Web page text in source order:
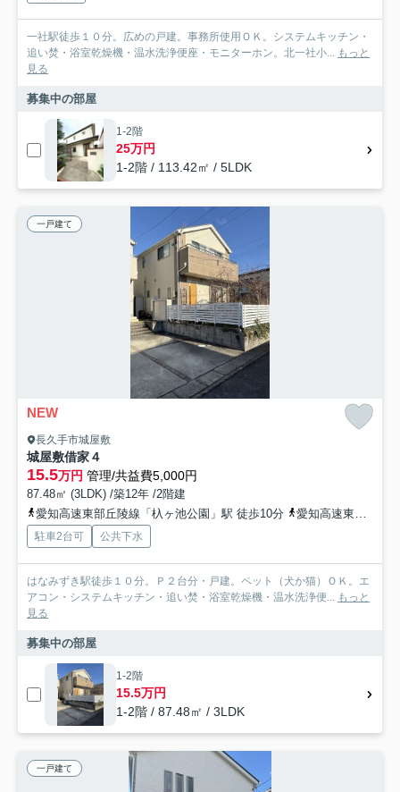
一社駅徒歩１０分。広めの戸建。事務所使用ＯＫ。システムキッチン・
追い焚・浴室乾燥機・温水洗浄便座・モニターホン。北一社小... もっと
見る
募集中の部屋
1-2階
25万円
1-2階 / 113.42㎡ / 5LDK
一戸建て
NEW
長久手市城屋敷
城屋敷借家４
15.5万円 管理/共益費5,000円
87.48㎡ (3LDK) /築12年 /2階建
愛知高速東部丘陵線「杁ヶ池公園」駅 徒歩10分
愛知高速東部丘陵線「はなみずき通」駅 徒歩11分
駐車2台可 公共下水
はなみずき駅徒歩１０分。Ｐ２台分・戸建。ペット（犬か猫）ＯＫ。エ
アコン・システムキッチン・追い焚・浴室乾燥機・温水洗浄便... もっと
見る
募集中の部屋
1-2階
15.5万円
1-2階 / 87.48㎡ / 3LDK
一戸建て